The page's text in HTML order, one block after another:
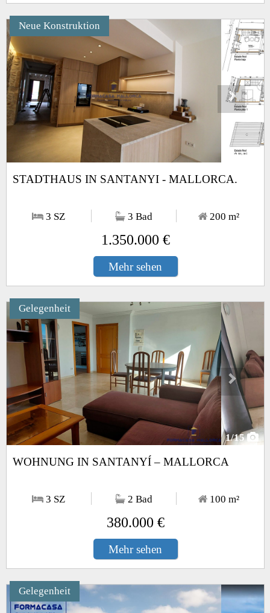
Neue Konstruktion Next
/24
STADTHAUS IN SANTANYI - MALLORCA.
3 SZ 3 Bad 200m²
1.350.000 €
Mehr sehen
Gelegenheit
1/15
WOHNUNG IN SANTANYÍ – MALLORCA
3 SZ 2 Bad 100m²
380.000 €
Mehr sehen
Gelegenheit Next